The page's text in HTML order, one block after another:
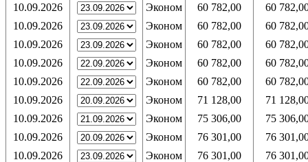
10.09.2026
Эконом 60 782,00
60
10.09.2026
Эконом 60 782,00
60
10.09.2026
Эконом 60 782,00
60
10.09.2026
Эконом 60 782,00
60
10.09.2026
Эконом 60 782,00
60
10.09.2026
Эконом 71 128,00
71
10.09.2026
Эконом 75 306,00
75
10.09.2026
Эконом 76 301,00
76
10.09.2026
Эконом 76 301,00
76